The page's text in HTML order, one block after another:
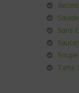
Salade
Sans
Soupe
Tarte